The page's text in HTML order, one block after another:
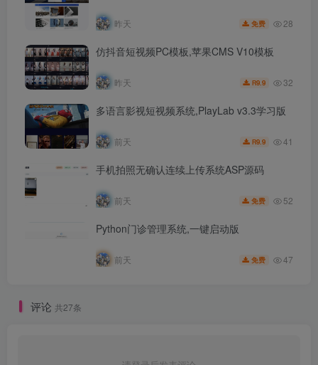
昨天 免费 28
仿抖音短视频PC模板,苹果CMS V10模板
昨天 R9.9 32
多语言影视短视频系统,PlayLab v3.3学习版
前天 R9.9 41
手机拍照无确认连续上传系统ASP源码
前天 免费 52
Python门诊管理系统,一键启动版
前天 免费 47
评论 共27条